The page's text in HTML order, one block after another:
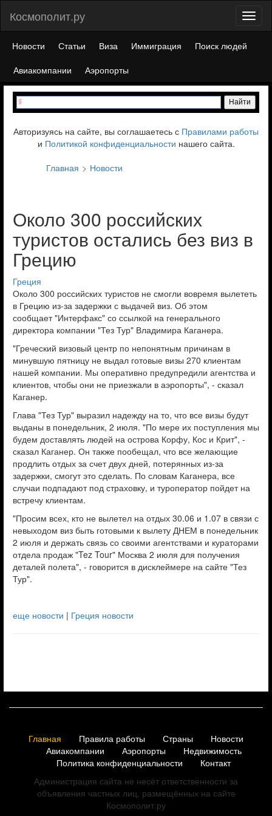
Космополит.ру
Новости Статьи Виза Иммиграция
Поиск людей
Авиакомпании
Аэропорты
Авторизуясь на сайте, вы соглашаетесь с Правилами работы
и Политикой конфиденциальности нашего сайта.
Главная
Новости
Около 300 российских
туристов остались без виз в
Грецию
Греция
Около 300 российских туристов не смогли вовремя вылететь
в Грецию из-за задержки с выдачей виз. Об этом
сообщает"Интерфакс" со ссылкой на генерального
директора компании "Тез Тур" Владимира Каганера.
"Греческий визовый центр по непонятным причинам в
минувшую пятницу не выдал готовые визы 270 клиентам
нашей компании. Мы оперативно предупредили агентства и
клиентов, чтобы они не приезжали в аэропорты", - сказал
Каганер.
Глава "Тез Тур" выразил надежду на то, что все визы будут
выданы в понедельник, 2 июля. "По мере их поступления мы
будем доставлять людей на острова Корфу, Кос и Крит", -
сказал Каганер. Он также пообещал, что все желающие
продлить отдых за счет двух дней, потерянных из-за
задержки, смогут это сделать. По словам Каганера, все
случаи подпадают под страховку, и туроператор пойдет на
встречу клиентам.
"Просим всех, кто не вылетел на отдых 30.06 и 1.07 в связи с
невыходом виз быть готовыми к вылету ДНЕМ в понедельник
2 июля и держать связь со своими агентствами и кураторами
отдела продаж "Tez Tour" Москва 2 июля для получения
деталей полета", - говорится в дисклеймере на сайте "Тез
Тур".
еще новости | Греция новости
Главная Правила работы Страны
Новости
Авиакомпании
Аэропорты
Недвижимость
Политика конфиденциальности
Контакт
Администрация сайта не несёт ответственности за
объявления частных лиц, размещённых на сайте
Космополит.ру